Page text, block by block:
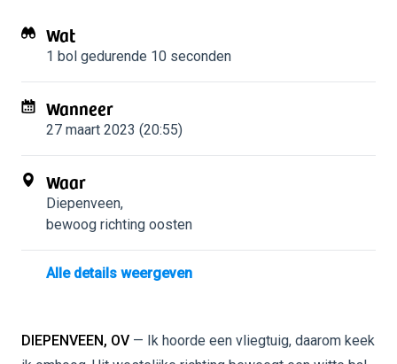
Wat
1 bol gedurende 10 seconden
Wanneer
27 maart 2023 (20:55)
Waar
Diepenveen,
bewoog richting oosten
Alle details weergeven
DIEPENVEEN, OV — Ik hoorde een vliegtuig, daarom keek